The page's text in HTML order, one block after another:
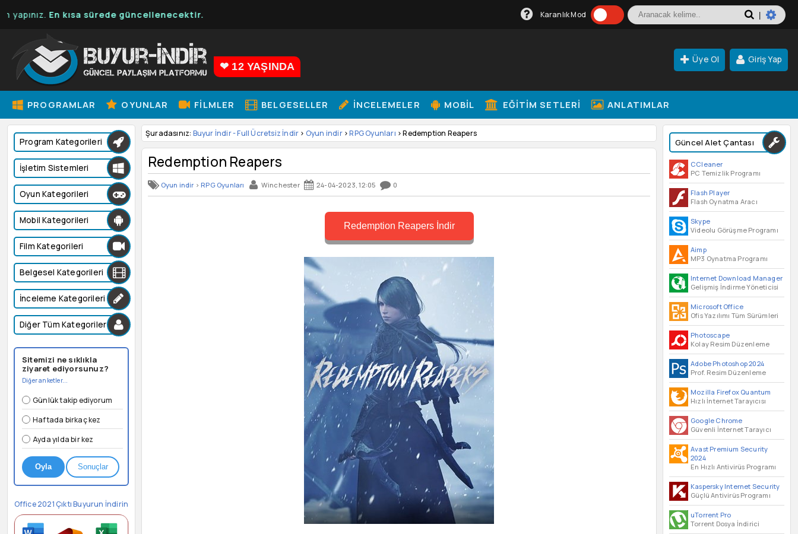
En kısa sürede güncellenecektir. Karanlık Mod
❤ 12 YAŞINDA
Üye Ol Giriş Yap
PROGRAMLAR OYUNLAR FILMLER BELGESELLER İNCELEMELER MOBIL EĞITIM SETLERI ANLATIMLAR
Güncel Alet Çantası
CCleaner
PC Temizlik Programı
Flash Player
Flash Oynatma Aracı
Skype
Videolu Görüşme Programı
Aimp
MP3 Oynatma Programı
Internet Download Manager
Gelişmiş İndirme Yöneticisi
Microsoft Office
Ofis Yazılımı Tüm Sürümleri
Photoscape
Kolay Resim Düzenleme
Adobe Photoshop 2024
Prof. Resim Düzenleme
Mozilla Firefox Quantum
Hızlı İnternet Tarayıcısı
Google Chrome
Güvenli İnternet Tarayıcı
Avast Premium Security
2024
En Hızlı Antivirüs Programı
Kaspersky Internet Security
Güçlü Antivirüs Programı
uTorrent Pro
Torrent Dosya İndirici
Program Kategorileri
İşletim Sistemleri
Oyun Kategorileri
Mobil Kategorileri
Film Kategorileri
Belgesel Kategorileri
İnceleme Kategorileri
Diğer Tüm Kategoriler
Sitemizi ne sıklıkla
ziyaret ediyorsunuz?
Diğer anketler...
Günlük takip ediyorum
Haftada birkaç kez
Ayda yılda bir kez
Oyla Sonuçlar
Office 2021 Çıktı Buyurun İndirin
Şuradasınız: Buyur İndir - Full Ücretsiz İndir > Oyun indir>RPG Oyunları > Redemption Reapers
Redemption Reapers
Oyun indir >RPG Oyunları Winchester 24-04-2023, 12:05 0
Redemption Reapers İndir